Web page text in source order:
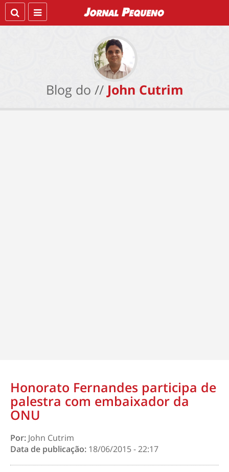
Blog do // John Cutrim
Honorato Fernandes participa de
palestra com embaixador da
ONU
Por: John Cutrim
Data de publicação: 18/06/2015 - 22:17